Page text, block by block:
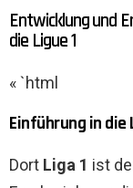
Entwicklung und
die Ligue 1
« `html
Einführung in die
Dort Liga 1 ist